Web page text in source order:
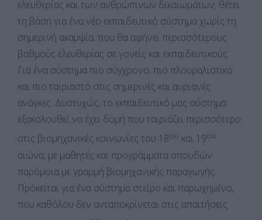
ελευθερίας και των ανθρώπινων δικαιωμάτων, θέτει
τη βάση για ένα νέο εκπαιδευτικό σύστημα χωρίς τη
σημερινή ακαμψία, που θα αφήνει περισσότερους
βαθμούς ελευθερίας σε γονείς και εκπαιδευτικούς.
Για ένα σύστημα πιο σύγχρονο, πιο πλουραλιστικό
και πιο ταιριαστό στις σημερινές και αυριανές
ανάγκες. Δυστυχώς, το εκπαιδευτικό μας σύστημα
εξακολουθεί να έχει δομή που ταιριάζει περισσότερο
στις βιομηχανικές κοινωνίες του 18ου και 19ου
αιώνα, με μαθητές και προγράμματα σπουδών
παρόμοια με γραμμή βιομηχανικής παραγωγής.
Πρόκειται για ένα σύστημα στείρο και παρωχημένο,
που καθόλου δεν ανταποκρίνεται στις απαιτήσεις